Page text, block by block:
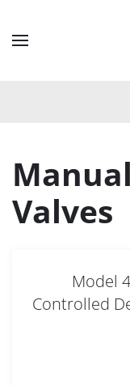
Valves
Model
Controlled